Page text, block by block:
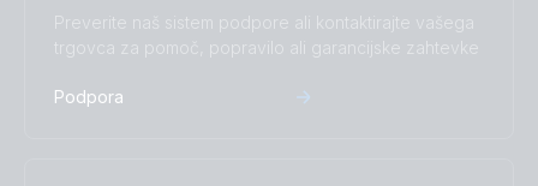
Preverite naš sistem podpore ali kontaktirajte vašega
trgovca za pomoč, popravilo ali garancijske zahtevke
Podpora